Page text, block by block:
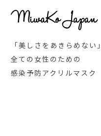
「美しさをあきらめない」
全ての女性のための
感染予防アクリルマスク